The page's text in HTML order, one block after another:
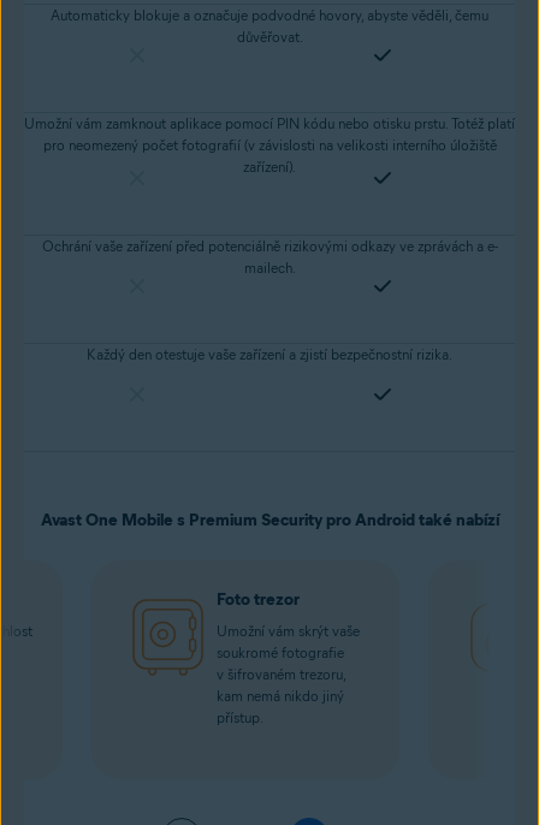
Automaticky blokuje a označuje podvodné hovory, abyste věděli, čemu
důvěřovat.
Umožní vám zamknout aplikace pomocí PIN kódu nebo otisku prstu. Totéž platí
pro neomezený počet fotografií (v závislosti na velikosti interního úložiště
zařízení).
Ochrání vaše zařízení před potenciálně rizikovými odkazy ve zprávách a e-
mailech.
Každý den otestuje vaše zařízení a zjistí bezpečnostní rizika.
Avast One Mobile s Premium Security pro Android také nabízí
Foto trezor
Umožní vám skrýt vaše
soukromé fotografie
v šifrovaném trezoru,
kam nemá nikdo jiný
přístup.